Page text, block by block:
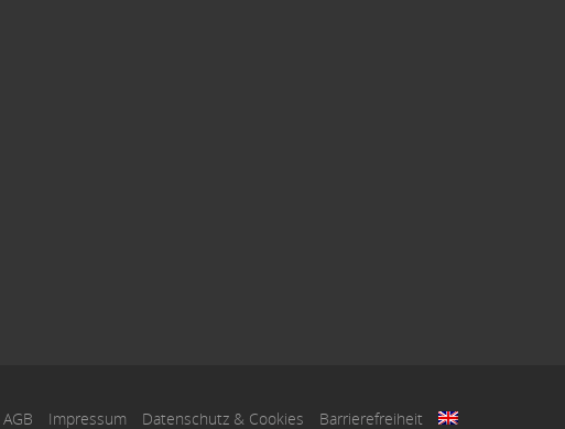
AGB Impressum Datenschutz & Cookies Barrierefreiheit